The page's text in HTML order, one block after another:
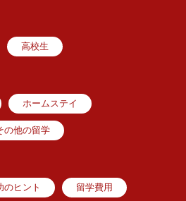
高校生
ホームステイ
の他の留学
のヒント 留学費用